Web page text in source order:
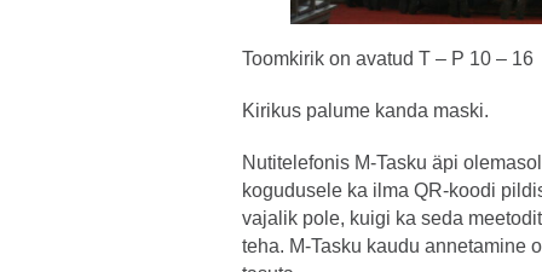
Toomkirik on avatud T – P 10 – 16
Kirikus palume kanda maski.
Nutitelefonis M-Tasku äpi
kogudusele ka ilma QR-koodi
vajalik pole, kuigi ka seda
teha. M-Tasku kaudu annetamine